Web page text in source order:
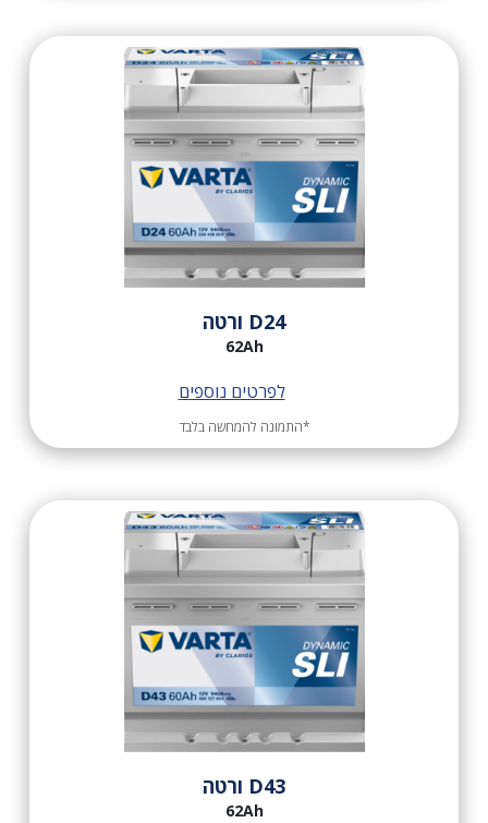
D24 ורטה
לפרטים נוספים
*התמונה להמחשה בלבד
62Ah
D43 ורטה
62Ah